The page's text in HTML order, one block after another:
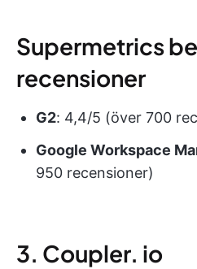
Supermetrics
recensioner
G2: 4,4/5 (över 700
Google Workspace
950 recensioner)
3. Coupler. io